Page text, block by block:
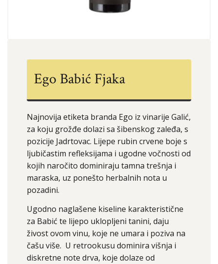
Ego Babić Fjaka
Najnovija etiketa branda Ego iz vinarije Galić,
za koju grožđe dolazi sa šibenskog zaleđa, s
pozicije Jadrtovac. Lijepe rubin crvene boje s
ljubičastim refleksijama i ugodne vočnosti od
kojih naročito dominiraju tamna trešnja i
maraska, uz ponešto herbalnih nota u
pozadini.
Ugodno naglašene kiseline karakteristične
za Babić te lijepo uklopljeni tanini, daju
živost ovom vinu, koje ne umara i poziva na
čašu više. U retrookusu dominira višnja i
diskretne note drva, koje dolaze od